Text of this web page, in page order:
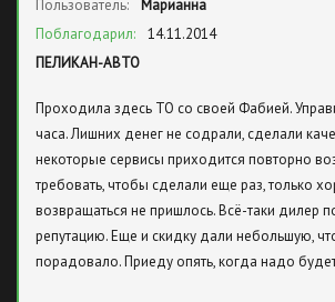
Пользователь:
Марианна
Поблагодарил:
14.11.2014
ПЕЛИКАН-АВТО
Проходила здесь ТО со своей Фабией.
часа. Лишних денег не содрали, сделали
некоторые сервисы приходится повторно
требовать, чтобы сделали еще раз, только
возвращаться не пришлось. Всё-таки дилер
репутацию. Еще и скидку дали небольшую,
порадовало. Приеду опять, когда надо